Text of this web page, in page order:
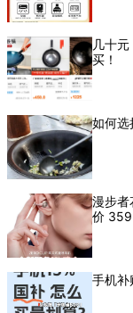
几十
买！
如何选
漫步者
价
手机补